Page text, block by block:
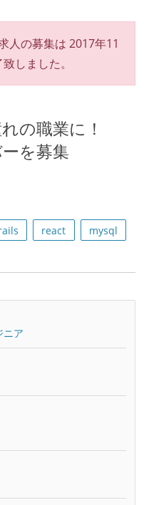
人の募集は 2017年11
しました。
の職業に！
を募集
react
mysql
ニア